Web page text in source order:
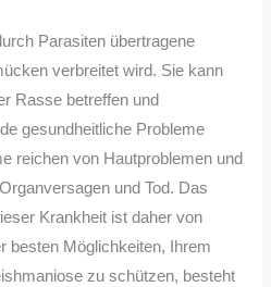
Parasiten übertragene
verbreitet wird. Sie kann
Rasse betreffen und
gesundheitliche Probleme
reichen von Hautproblemen und
und Tod. Das
Krankheit ist daher von
besten Möglichkeiten, Ihrem
zu schützen, besteht